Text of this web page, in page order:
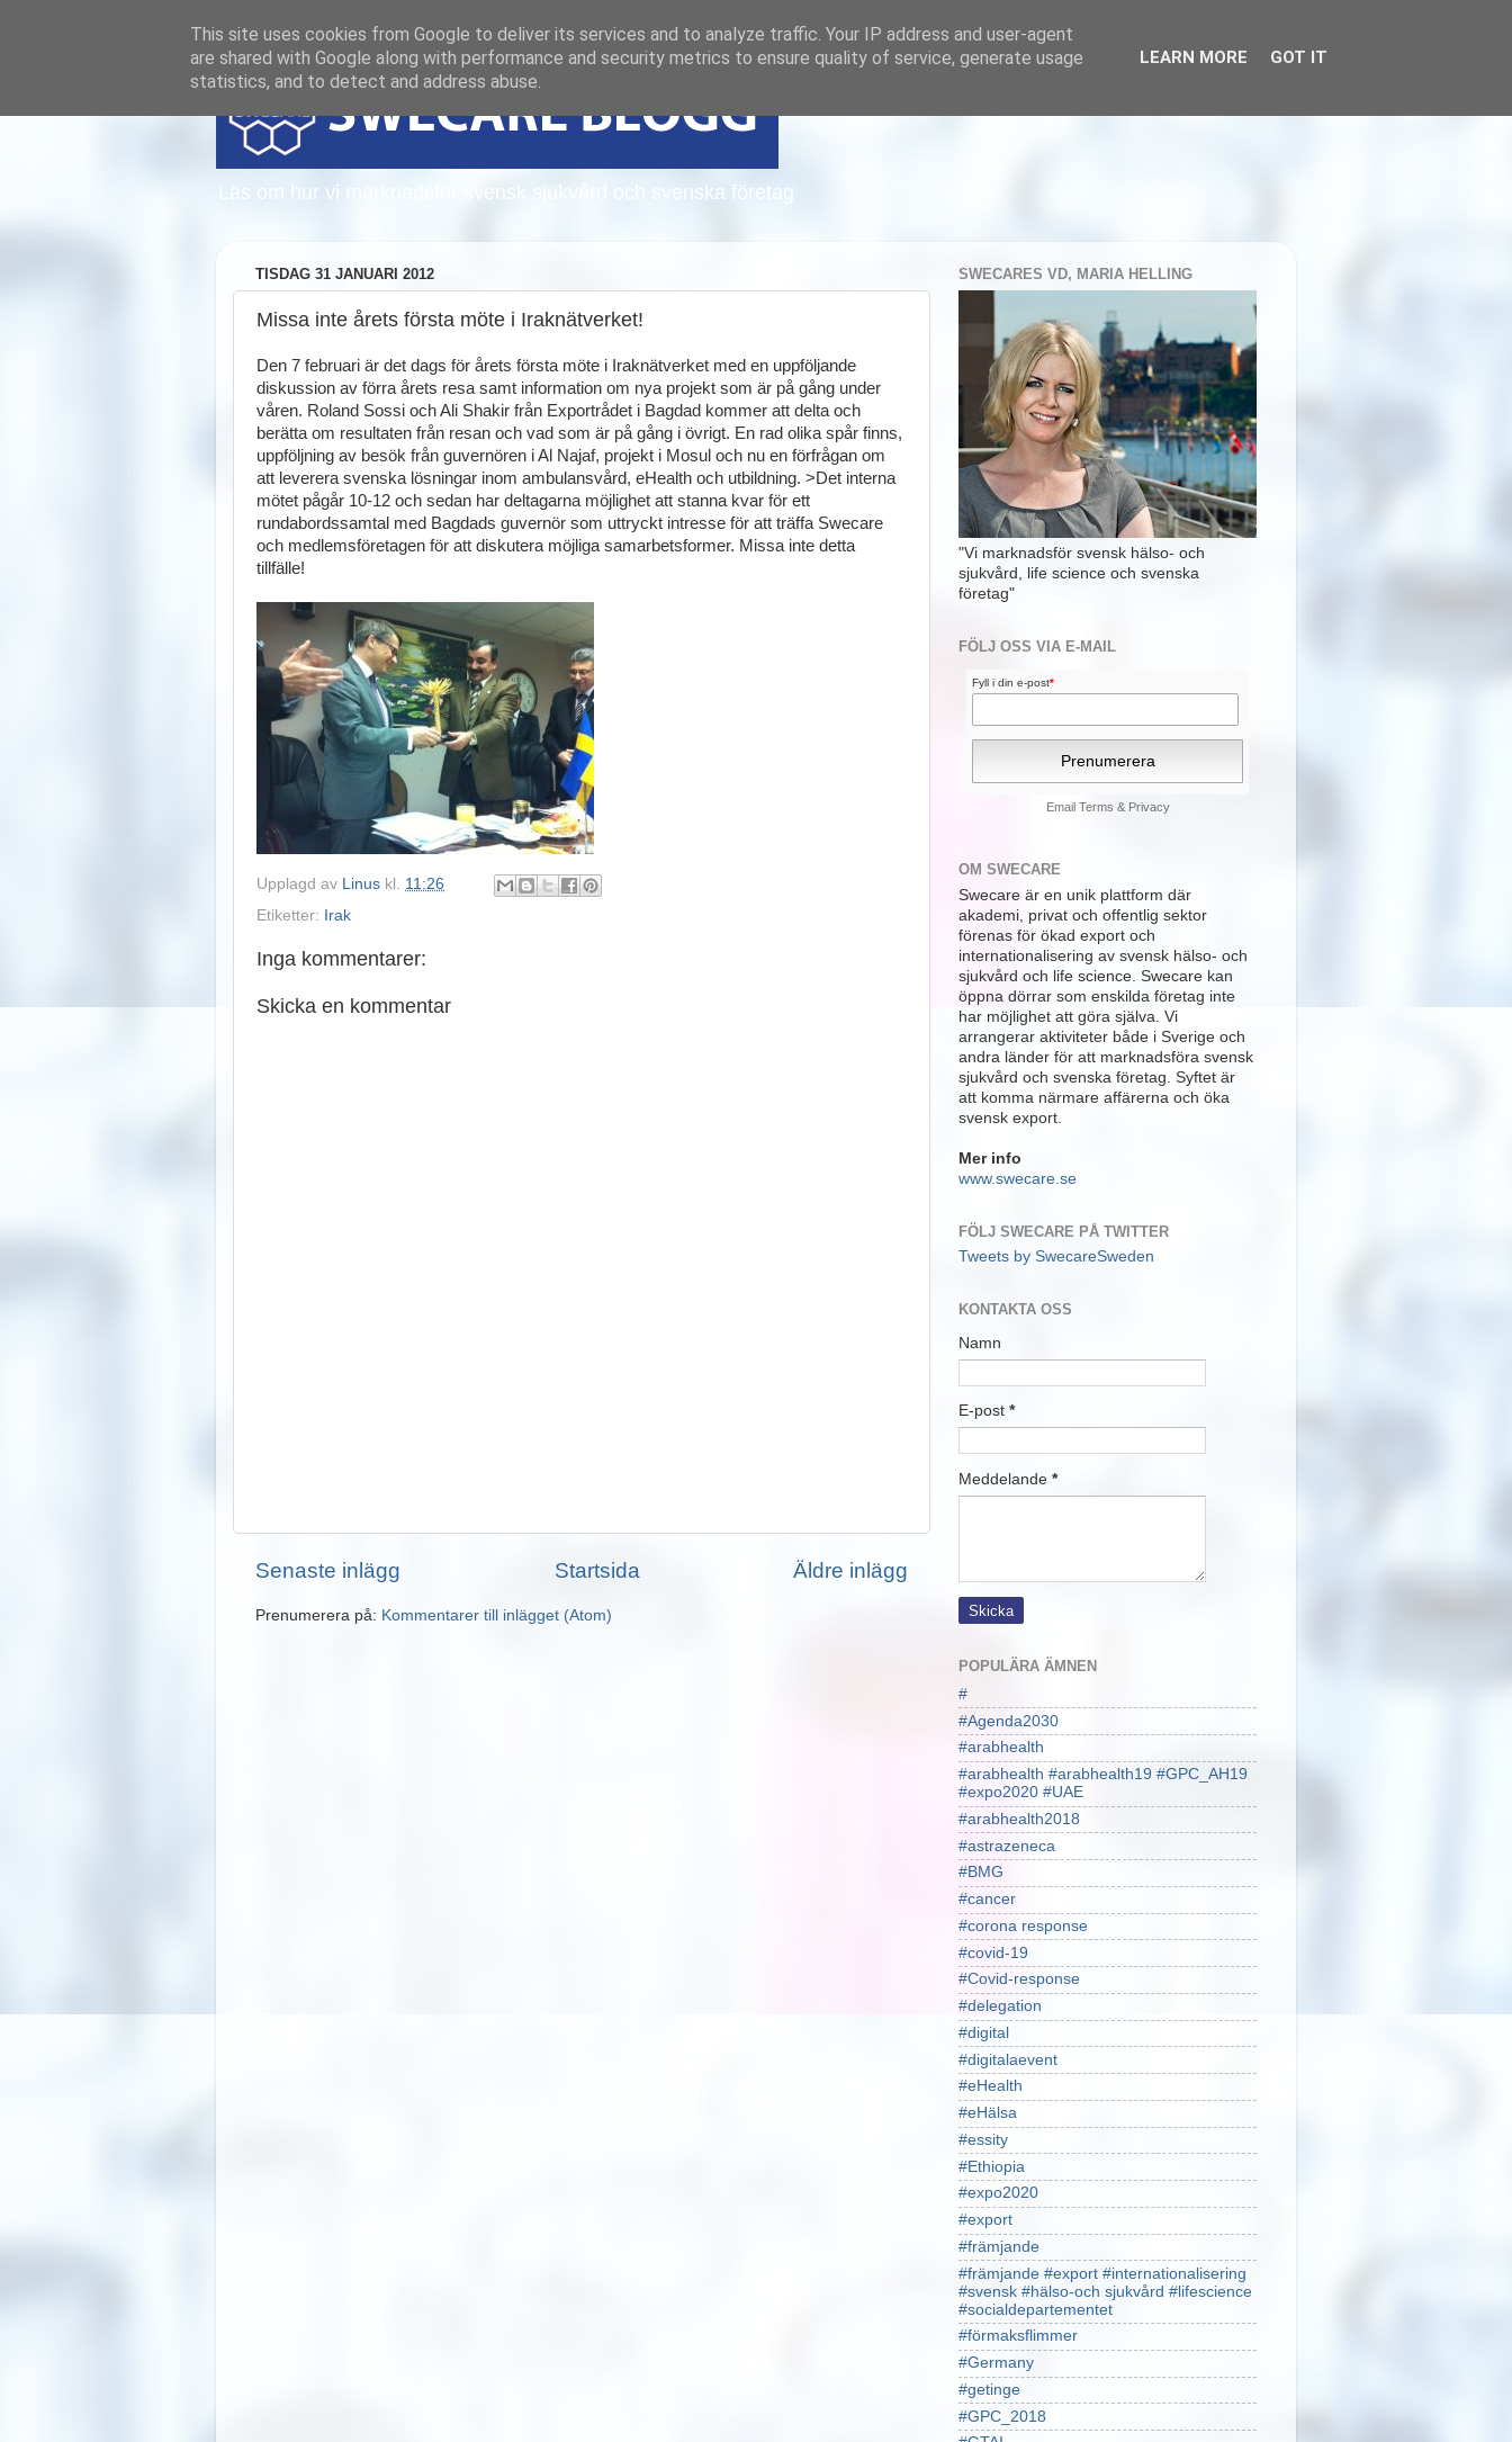
Läs om hur vi marknadsför svensk sjukvård och svenska företag
TISDAG 31 JANUARI 2012
Missa inte årets första möte i Iraknätverket!
Den 7 februari är det dags för årets första möte i Iraknätverket med en uppföljande
diskussion av förra årets resa samt information om nya projekt som är på gång under
våren. Roland Sossi och Ali Shakir från Exportrådet i Bagdad kommer att delta och
berätta om resultaten från resan och vad som är på gång i övrigt. En rad olika spår finns,
uppföljning av besök från guvernören i Al Najaf, projekt i Mosul och nu en förfrågan om
att leverera svenska lösningar inom ambulansvård, eHealth och utbildning. >Det interna
mötet pågår 10-12 och sedan har deltagarna möjlighet att stanna kvar för ett
rundabordssamtal med Bagdads guvernör som uttryckt intresse för att träffa Swecare
och medlemsföretagen för att diskutera möjliga samarbetsformer. Missa inte detta
tillfälle!
Upplagd av Linus kl. 11:26
Etiketter:
Irak
Inga kommentarer:
Skicka en kommentar
Senaste inlägg Äldre inlägg
Startsida
Prenumerera på: Kommentarer till inlägget (Atom)
SWECARES VD, MARIA HELLING
"Vi marknadsför svensk hälso- och
sjukvård, life science och svenska
företag"
FÖLJ OSS VIA E-MAIL
Fyll i din e-post*
Email Terms & Privacy
OM SWECARE
Swecare är en unik plattform där
akademi, privat och offentlig sektor
förenas för ökad export och
internationalisering av svensk hälso- och
sjukvård och life science. Swecare kan
öppna dörrar som enskilda företag inte
har möjlighet att göra själva. Vi
arrangerar aktiviteter både i Sverige och
andra länder för att marknadsföra svensk
sjukvård och svenska företag. Syftet är
att komma närmare affärerna och öka
svensk export.
Mer info
www.swecare.se
FÖLJ SWECARE PÅ TWITTER
Tweets by SwecareSweden
KONTAKTA OSS
Namn
E-post *
Meddelande *
POPULÄRA ÄMNEN
#
#Agenda2030
#arabhealth
#arabhealth #arabhealth19 #GPC_AH19
#expo2020 #UAE
#arabhealth2018
#astrazeneca
#BMG
#cancer
#corona response
#covid-19
#Covid-response
#delegation
#digital
#digitalaevent
#eHealth
#eHälsa
#essity
#Ethiopia
#expo2020
#export
#främjande
#främjande #export #internationalisering
#svensk #hälso-och sjukvård #lifescience
#socialdepartementet
#förmaksflimmer
#Germany
#getinge
#GPC_2018
This site uses cookies from Google to deliver its services and to analyze traffic. Your IP address and user-agent
are shared with Google along with performance and security metrics to ensure quality of service, generate usage
statistics, and to detect and address abuse.
LEARN MORE GOT IT